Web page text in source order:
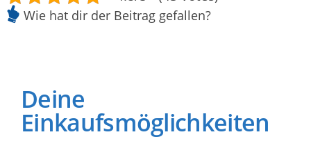
Wie hat dir der Beitrag gefallen?
Deine
Einkaufsmöglichkeiten